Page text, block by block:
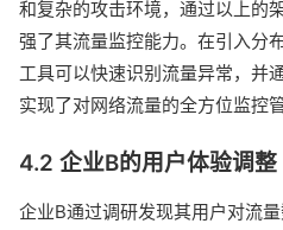
和复杂的攻击环境，通过以上的
强了其流量监控能力。在引入分
工具可以快速识别流量异常，并
实现了对网络流量的全方位监控管
4.2 企业B的用户体验调整
企业B通过调研发现其用户对流